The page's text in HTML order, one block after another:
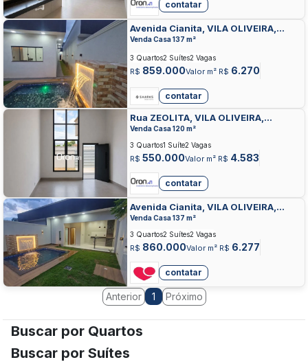
contatar
Avenida Cianita, VILA OLIVEIRA,
APARECIDA DE GOIANIA
Venda Casa 137 m²
R$ 859.000Valor m² R$ 6.270
3 Quartos2 Suítes2 Vagas
contatar
Rua ZEOLITA, VILA OLIVEIRA,
APARECIDA DE GOIANIA
Venda Casa 120 m²
R$ 550.000Valor m² R$ 4.583
3 Quartos1 Suíte2 Vagas
contatar
Avenida Cianita, VILA OLIVEIRA,
APARECIDA DE GOIANIA
Venda Casa 137 m²
R$ 860.000Valor m² R$ 6.277
3 Quartos2 Suítes2 Vagas
contatar
Anterior 1 Próximo
Buscar por Quartos
Buscar por Suítes